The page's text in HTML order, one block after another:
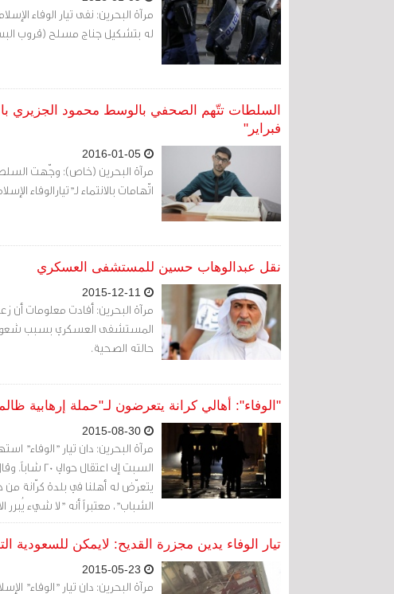
له بتشكيل جناج مسلح (قروب
فبراير"
اتّهامات بالانتماء لـ"تيارالوفاء
نقل عبدالوهاب حسين للمستشفى العسكري
مرآة البحرين: أفادت معلومات أن
المستشفى العسكري بسبب شعوره
حالته الصحية.
"الوفاء": أهالي كرانة يتعرضون لـ"حملة إرهابية
مرآة البحرين: دان تيار "الوفاء"
يتعرّض له أهلنا في بلدة كرّانة من
الشباب"، معتبراً أنه "لا شيء يُبرر
تيار الوفاء يدين مجزرة القديح: لايمكن للسعودية
مرآة البحرين: دان تيار "الوفاء"